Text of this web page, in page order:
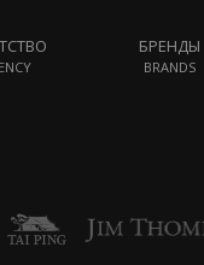
БРЕНДЫ
BRANDS